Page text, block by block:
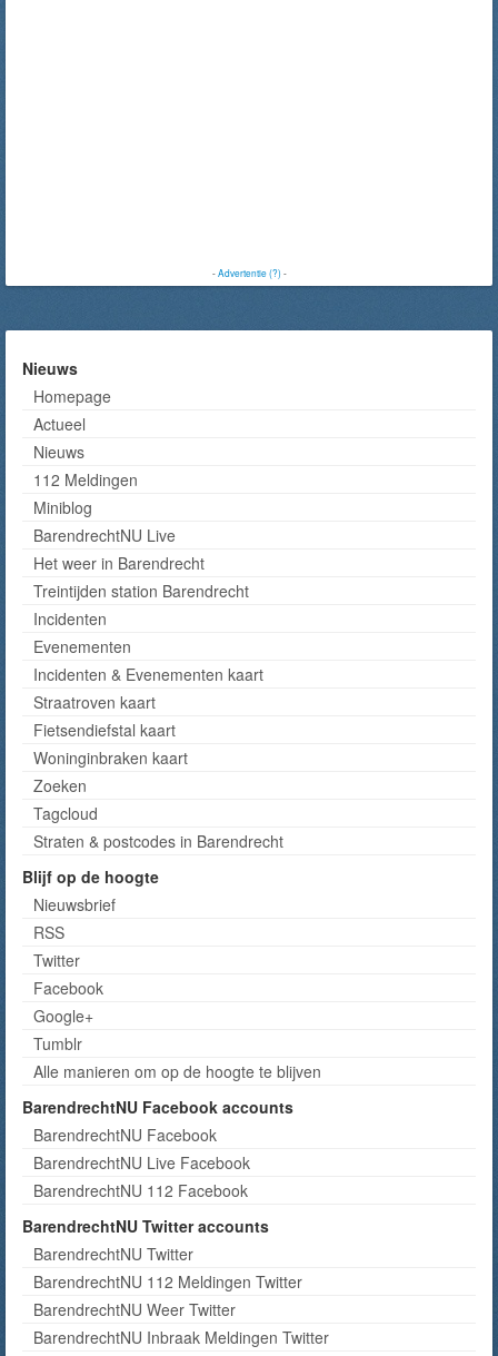
-Advertentie (?)-
Nieuws
Homepage
Actueel
Nieuws
112 Meldingen
Miniblog
BarendrechtNU Live
Het weer in Barendrecht
Treintijden station Barendrecht
Incidenten
Evenementen
Incidenten & Evenementen kaart
Straatroven kaart
Fietsendiefstal kaart
Woninginbraken kaart
Zoeken
Tagcloud
Straten & postcodes in Barendrecht
Blijf op de hoogte
Nieuwsbrief
RSS
Twitter
Facebook
Google+
Tumblr
Alle manieren om op de hoogte te blijven
BarendrechtNU Facebook accounts
BarendrechtNU Facebook
BarendrechtNU Live Facebook
BarendrechtNU 112 Facebook
BarendrechtNU Twitter accounts
BarendrechtNU Twitter
BarendrechtNU 112 Meldingen Twitter
BarendrechtNU Weer Twitter
BarendrechtNU Inbraak Meldingen Twitter